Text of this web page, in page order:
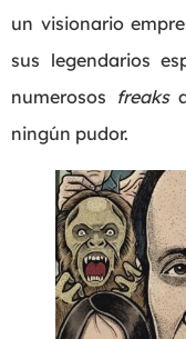
un visionario
sus legendarios
numerosos freaks
ningún pudor.